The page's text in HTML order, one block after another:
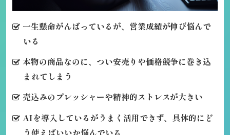
一生懸命がんばっているが、営業成績が伸び悩んで
いる
本物の商品なのに、つい安売りや価格競争に巻き込
まれてしまう
売込みのプレッシャーや精神的ストレスが大きい
AIを導入しているがうまく活用できず、具体的にど
う使えばいいか悩んでいる